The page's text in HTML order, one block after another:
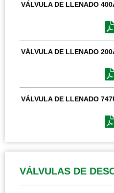
VÁLVULA DE LLENADO
VÁLVULA DE LLENADO
VÁLVULA DE LLENADO
VÁLVULAS DE